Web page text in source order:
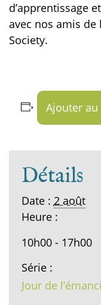
d’apprentissage
avec nos amis
Society.
Ajouter
Détails
Date : 2 août
Heure :
10h00 - 17h00
Série :
Jour de